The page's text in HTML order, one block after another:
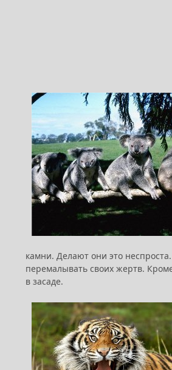
камни. Делают они это
перемалывать своих жертв.
в засаде.